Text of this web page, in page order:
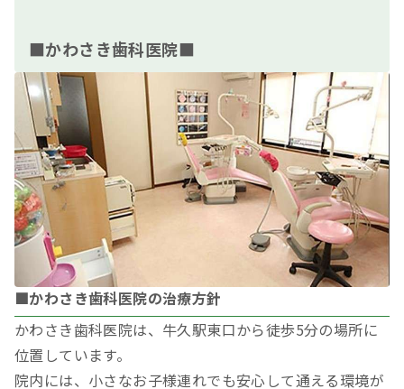
■かわさき歯科医院■
■かわさき歯科医院の治療方針
かわさき歯科医院は、牛久駅東口から徒歩5分の場所に
位置しています。
院内には、小さなお子様連れでも安心して通える環境が